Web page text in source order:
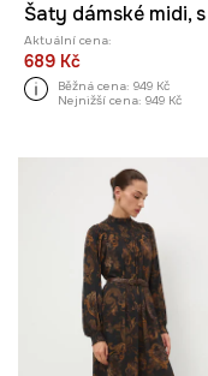
Aktuální cena:
689 Kč
Běžná cena: 949 Kč
Nejnižší cena: 949 Kč